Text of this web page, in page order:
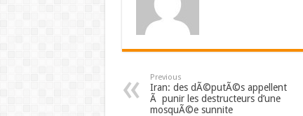
Previous
Iran: des dÃ©putÃ©s appellent
Ã punir les destructeurs d’une
mosquÃ©e sunnite